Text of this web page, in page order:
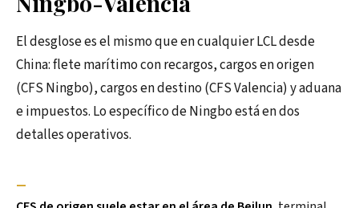
El desglose es el mismo que en cualquier LCL desde
China: flete marítimo con recargos, cargos en origen
(CFS Ningbo), cargos en destino (CFS Valencia) y aduana
e impuestos. Lo específico de Ningbo está en dos
detalles operativos.
—